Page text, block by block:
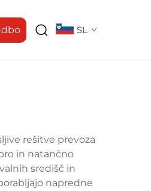
SL
rešitve prevoza
in natančno
središč in
napredne